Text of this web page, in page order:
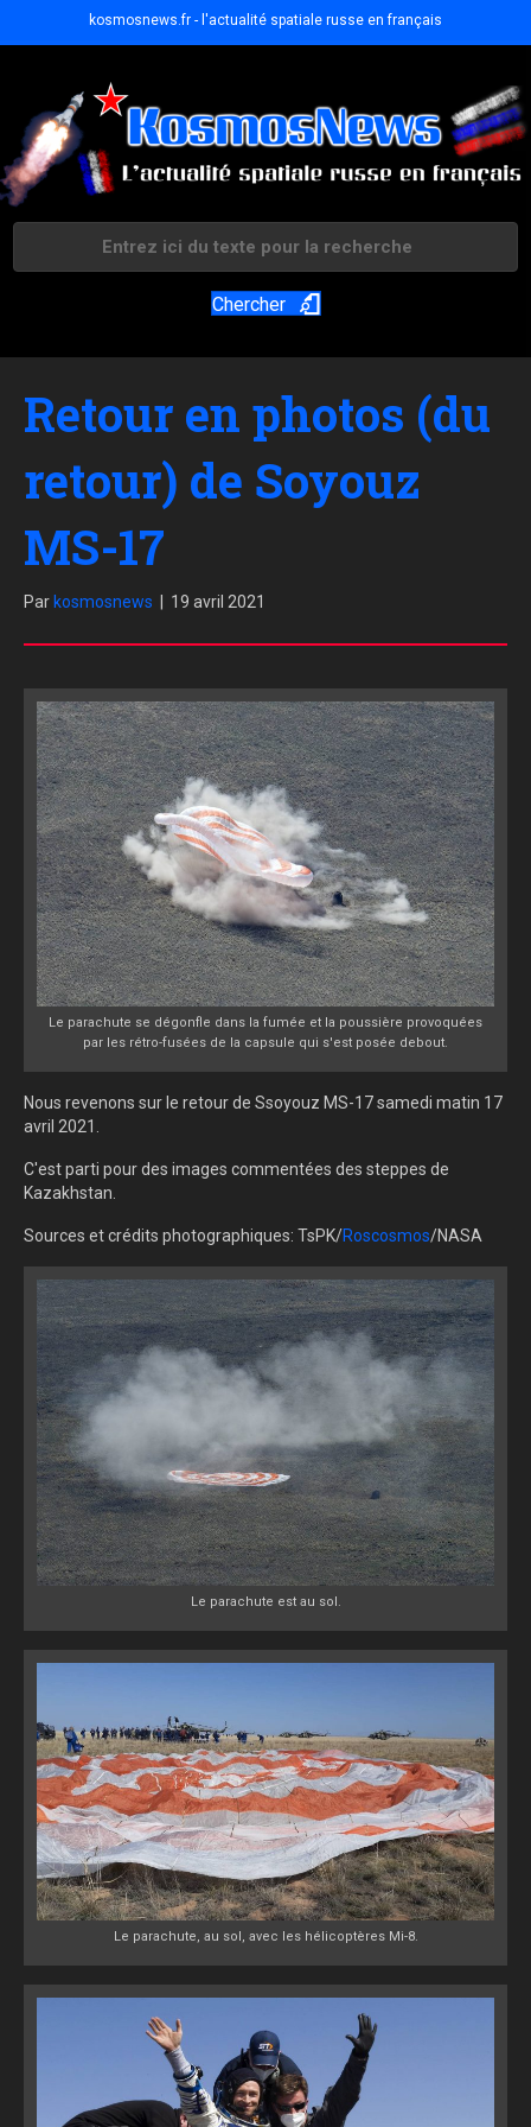
kosmosnews.fr - l'actualité spatiale russe en français
Chercher
Retour en photos (du
retour) de Soyouz
MS-17
Par kosmosnews 19 avril 2021
Le parachute se dégonfle dans la fumée et la poussière provoquées
par les rétro-fusées de la capsule qui s'est posée debout.
Nous revenons sur le retour de Ssoyouz MS-17 samedi matin 17
avril 2021.
C'est parti pour des images commentées des steppes de
Kazakhstan.
Sources et crédits photographiques: TsPK/Roscosmos/NASA
Le parachute est au sol.
Le parachute, au sol, avec les hélicoptères Mi-8.